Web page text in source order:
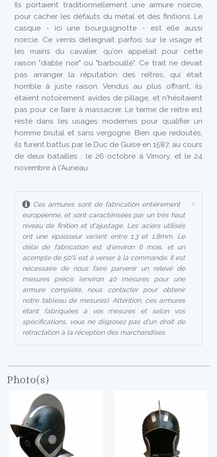
Ils portaient traditionnellement une armure noircie,
pour cacher les défauts du métal et des finitions. Le
casque - ici une bourguignotte - est elle aussi
noircie. Ce vernis déteignait parfois sur le visage et
les mains du cavalier, qu'on appelait pour cette
raison "diable noir" ou "barbouillé". Ce trait ne devait
pas arranger la réputation des reîtres, qui était
horrible à juste raison. Vendus au plus offrant, ils
étaient notoirement avides de pillage, et n'hésitaient
pas pour ce faire à massacrer. Le terme de reître est
resté dans les usages modernes pour qualifier un
homme brutal et sans vergogne. Bien que redoutés,
ils furent battus par le Duc de Guise en 1587, au cours
de deux batailles : le 26 octobre à Vimory, et le 24
novembre à l'Auneau.
×
Ces armures sont de fabrication entièrement
européenne, et sont caractérisées par un très haut
niveau de finition et d'ajustage. Les aciers utilisés
ont une épaisseur variant entre 1.3 et 1.8mm. Le
délai de fabrication est d'environ 6 mois, et un
acompte de 50% est à verser à la commande. Il est
nécessaire de nous faire parvenir un relevé de
mesures précis (environ 40 mesures pour une
armure complète, nous contacter pour obtenir
notre tableau de mesures). Attention, ces armures
étant fabriquées à vos mesures et selon vos
spécifications, vous ne disposez pas d'un droit de
rétractation à la réception des marchandises.
Photo(s)